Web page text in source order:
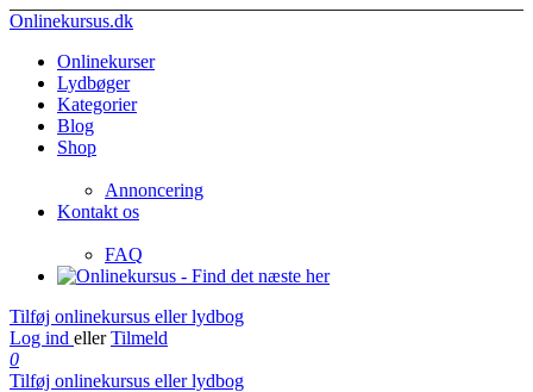
Onlinekursus.dk
Onlinekurser
Lydbøger
Kategorier
Blog
Shop
Annoncering
Kontakt os
FAQ
Tilføj onlinekursus eller lydbog
Log ind eller Tilmeld
0
Tilføj onlinekursus eller lydbog